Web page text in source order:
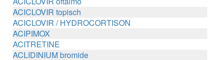
ACICLOVIR topisch
ACICLOVIR / HYDROCORTISON
ACIPIMOX
ACITRETINE
ACLIDINIUM bromide